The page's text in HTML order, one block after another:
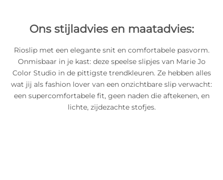
Ons stijladvies en maatadvies:
Rioslip met een elegante snit en comfortabele pasvorm.
Onmisbaar in je kast: deze speelse slipjes van Marie Jo
Color Studio in de pittigste trendkleuren. Ze hebben alles
wat jij als fashion lover van een onzichtbare slip verwacht:
een supercomfortabele fit, geen naden die aftekenen, en
lichte, zijdezachte stofjes.